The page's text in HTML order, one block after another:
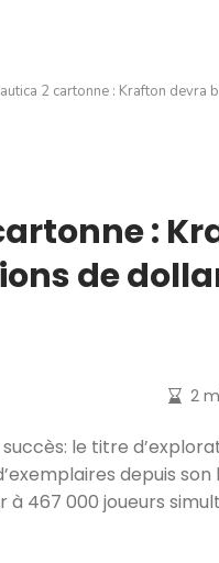
2 cartonne : Krafton
:
de
2
le titre
depuis
à 467 000 joueurs